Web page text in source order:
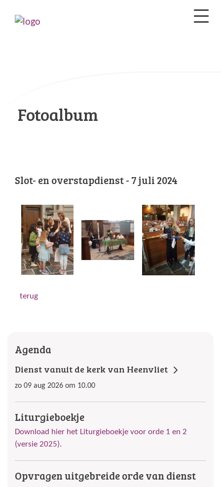
Fotoalbum
Slot- en overstapdienst - 7 juli 2024
terug
Agenda
Dienst vanuit de kerk van Heenvliet
zo 09 aug 2026 om 10.00
Liturgieboekje
Download hier het Liturgieboekje voor orde 1 en 2
(versie 2025).
Opvragen uitgebreide orde van dienst